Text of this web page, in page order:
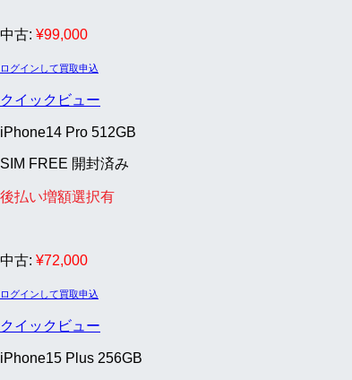
中古: ¥99,000
ログインして買取申込
クイックビュー
iPhone14 Pro 512GB
SIM FREE 開封済み
後払い増額選択有
中古: ¥72,000
ログインして買取申込
クイックビュー
iPhone15 Plus 256GB